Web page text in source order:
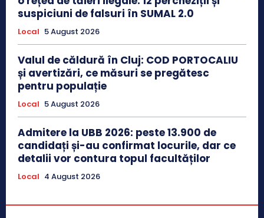
suspiciuni de falsuri în SUMAL 2.0
Local 5 August 2026
Valul de căldură în Cluj: COD PORTOCALIU
și avertizări, ce măsuri se pregătesc
pentru populație
Local 5 August 2026
Admitere la UBB 2026: peste 13.900 de
candidați și-au confirmat locurile, dar ce
detalii vor contura topul facultăților
Local 4 August 2026